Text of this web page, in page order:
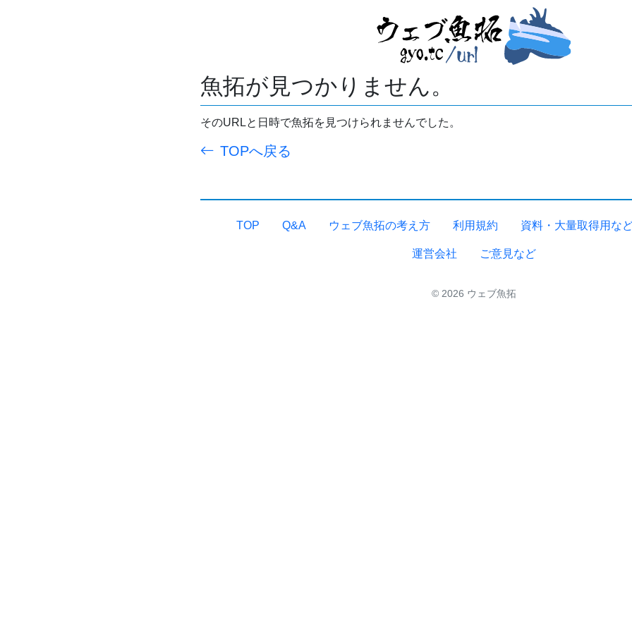
魚拓が見つかりません。
そのURLと日時で魚拓を見つけられませんでした。
TOPへ戻る
TOP Q&A ウェブ魚拓の考え方 利用規約 資料・大量取得用な
運営会社 ご意見など
© 2026 ウェブ魚拓